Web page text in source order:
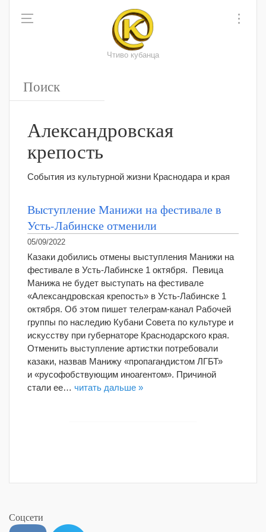
Чтиво кубанца
Александровская
крепость
События из культурной жизни Краснодара и края
Выступление Манижи на фестивале в
Усть-Лабинске отменили
05/09/2022
Казаки добились отмены выступления Манижи на
фестивале в Усть-Лабинске 1 октября. Певица
Манижа не будет выступать на фестивале
«Александровская крепость» в Усть-Лабинске 1
октября. Об этом пишет телеграм-канал Рабочей
группы по наследию Кубани Совета по культуре и
искусству при губернаторе Краснодарского края.
Отменить выступление артистки потребовали
казаки, назвав Манижу «пропагандистом ЛГБТ»
и «русофобствующим иноагентом». Причиной
стали ее… читать дальше »
Соцсети